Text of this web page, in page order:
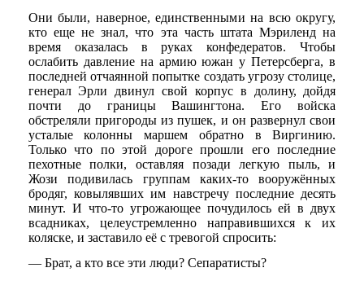
Они были, наверное, единственными на всю округу,
кто еще не знал, что эта часть штата Мэриленд на
время оказалась в руках конфедератов. Чтобы
ослабить давление на армию южан у Петерсберга, в
последней отчаянной попытке создать угрозу столице,
генерал Эрли двинул свой корпус в долину, дойдя
почти до границы Вашингтона. Его войска
обстреляли пригороды из пушек, и он развернул свои
усталые колонны маршем обратно в Виргинию.
Только что по этой дороге прошли его последние
пехотные полки, оставляя позади легкую пыль, и
Жози подивилась группам каких-то вооружённых
бродяг, ковылявших им навстречу последние десять
минут. И что-то угрожающее почудилось ей в двух
всадниках, целеустремленно направившихся к их
коляске, и заставило её с тревогой спросить:
— Брат, а кто все эти люди? Сепаратисты?